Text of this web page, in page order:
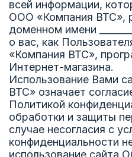
всей информации,
ООО «Компания ВТС»,
доменном имени
о вас, как
«Компания ВТС»,
Интернет-магазина.
Использование Вами
ВТС» означает
Политикой
обработки и защиты
случае несогласия с
конфиденциальности
использование сайта